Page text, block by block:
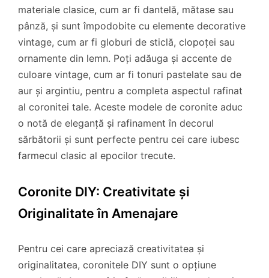
materiale clasice, cum ar fi dantelă, mătase sau
pânză, și sunt împodobite cu elemente decorative
vintage, cum ar fi globuri de sticlă, clopoței sau
ornamente din lemn. Poți adăuga și accente de
culoare vintage, cum ar fi tonuri pastelate sau de
aur și argintiu, pentru a completa aspectul rafinat
al coronitei tale. Aceste modele de coronite aduc
o notă de eleganță și rafinament în decorul
sărbătorii și sunt perfecte pentru cei care iubesc
farmecul clasic al epocilor trecute.
Coronite DIY: Creativitate și
Originalitate în Amenajare
Pentru cei care apreciază creativitatea și
originalitatea, coronitele DIY sunt o opțiune